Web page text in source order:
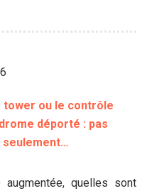
tower ou le contrôle
déporté : pas
seulement…
augmentée, quelles sont